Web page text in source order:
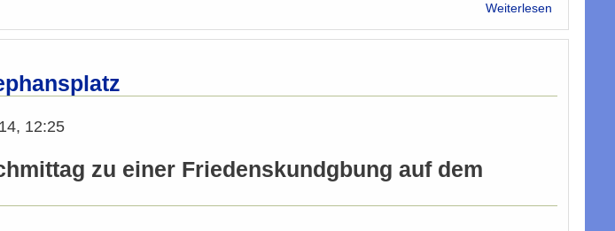
Weiterlesen
Appell
12:25
zu einer Friedenskundgbung auf dem